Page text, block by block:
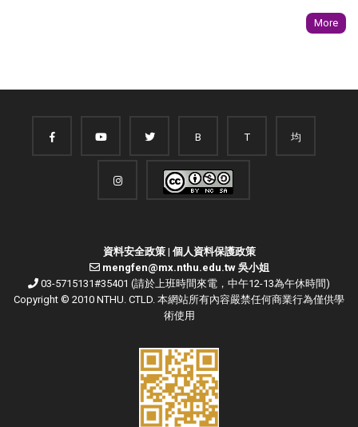
More
B T 均
資料安全政策| 個人資料保護政策
mengfen@mx.nthu.edu.tw 吳小姐
03-5715131#35401 (請於上班時間來電，中午12-13為午休時間)
Copyright © 2010 NTHU. CTLD. 本網站所有內容嚴禁任何商業行為僅供學
術使用